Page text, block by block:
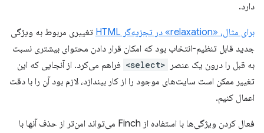
دارد.
برای مثال، «relaxation» در تجزیه‌گر HTML
تغییری مربوط به ویژگی
جدید قابل تنظیم-انتخاب بود که امکان قرار دادن محتوای بیشتری نسبت
به قبل را درون یک عنصر
<select>
فراهم می‌کرد. از آنجایی که این
تغییر ممکن است سایت‌های موجود را از کار بیندازد، لازم بود آن را با دقت
اعمال کنیم.
فعال کردن ویژگی‌ها با استفاده از Finch می‌تواند امن‌تر از حذف آنها با